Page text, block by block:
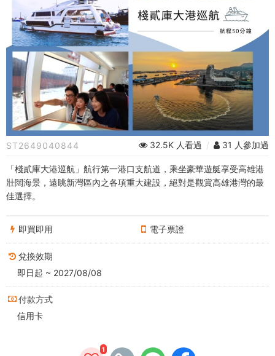
棧
貳
庫
大
港
巡
航
(全
票)
高
雄
好
玩
ST2649040844 32.5K 人看過 / 31 人參加過
「棧貳庫大港巡航」航行第一港口支航道，乘坐豪華遊艇享受高雄港
壯闊海景，遠眺新灣區內之各項重大建設，絕對是觀賞高雄港灣的最
佳選擇。
即買即用 電子票證
兌換效期
即日起 ~ 2027/08/08
付款方式
信用卡
1